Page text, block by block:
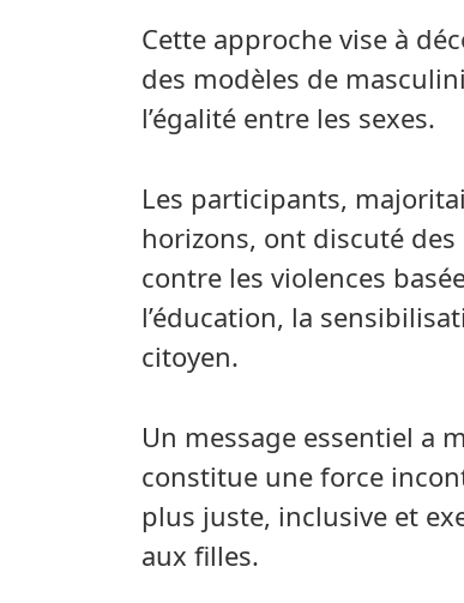
Cette approche vise à
des modèles de
l’égalité entre les sexes.
Les participants,
horizons, ont discuté
contre les violences
l’éducation, la
citoyen.
Un message essentiel a
constitue une force
plus juste, inclusive et
aux filles.